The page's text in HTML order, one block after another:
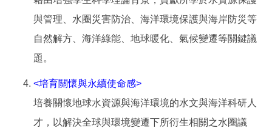
與管理、水圈災害防治、海洋環境保護與海岸防災等
自然解方、海洋綠能、地球暖化、氣候變遷等關鍵議
題。
<培育關懷與永續使命感>
培養關懷地球水資源與海洋環境的水文與海洋科研人
才，以解決全球與環境變遷下所衍生相關之水圈議